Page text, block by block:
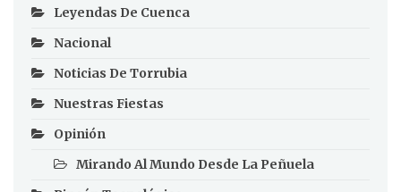
Leyendas De Cuenca
Nacional
Noticias De Torrubia
Nuestras Fiestas
Opinión
Mirando Al Mundo Desde La Peñuela